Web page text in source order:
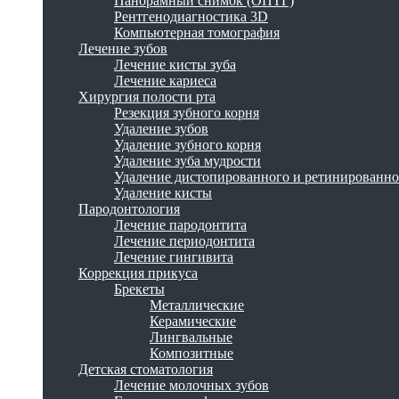
Рентгенодиагностика 3D
Компьютерная томография
Лечение зубов
Лечение кисты зуба
Лечение кариеса
Хирургия полости рта
Резекция зубного корня
Удаление зубов
Удаление зубного корня
Удаление зуба мудрости
Удаление дистопированного и
Удаление кисты
Пародонтология
Лечение пародонтита
Лечение периодонтита
Лечение гингивита
Коррекция прикуса
Брекеты
Металлические
Керамические
Лингвальные
Композитные
Детская стоматология
Лечение молочных зубов